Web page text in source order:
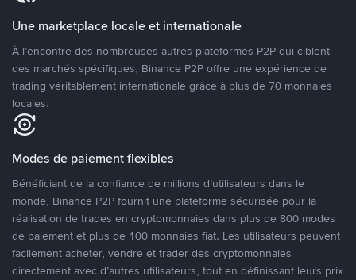
Une marketplace locale et internationale
À l’encontre des nombreuses autres plateformes P2P qui ciblent
des marchés spécifiques, Binance P2P offre une expérience de
trading véritablement internationale grâce à plus de 70 monnaies
locales.
Modes de paiement flexibles
Bénéficiant de la confiance de millions d’utilisateurs dans le
monde, Binance P2P fournit une plateforme sécurisée pour la
réalisation de trades en cryptomonnaies dans plus de 800 modes
de paiement et plus de 100 monnaies fiat. Les utilisateurs peuvent
facilement acheter, vendre et trader des cryptomonnaies
directement avec d’autres utilisateurs, tout en définissant leurs prix